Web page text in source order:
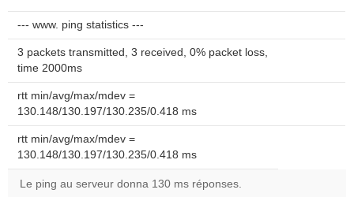
--- www. ping statistics ---
3 packets transmitted, 3 received, 0% packet loss,
time 2000ms
rtt min/avg/max/mdev =
130.148/130.197/130.235/0.418 ms
rtt min/avg/max/mdev =
130.148/130.197/130.235/0.418 ms
Le ping au serveur donna 130 ms réponses.